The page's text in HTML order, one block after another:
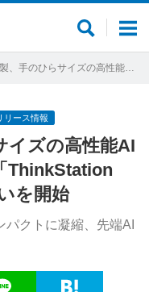
メ
ュ
サ
ト
高性能AIワークステーション「ThinkStation PGX」の取り扱いを開始
リース情報
イズの高性能AI
ThinkStation
を開始
クトに凝縮、先端AI